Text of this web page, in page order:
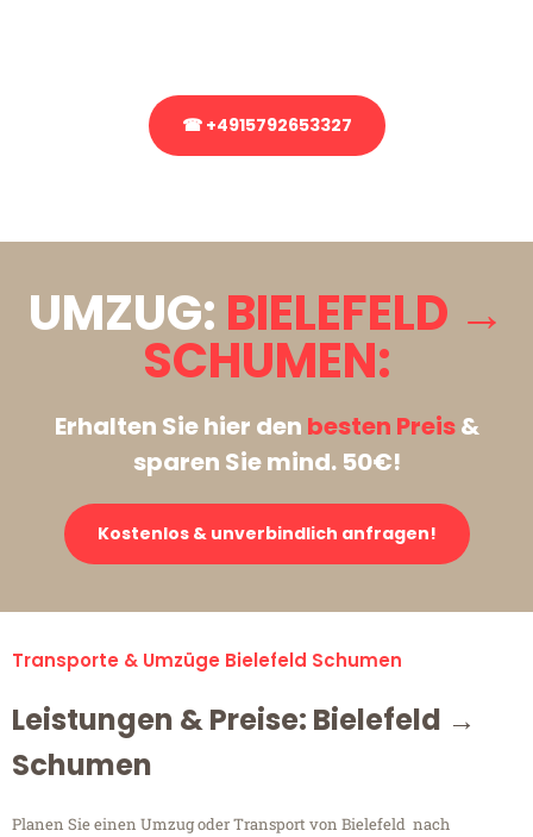
☎ +4915792653327
UMZUG: BIELEFELD →
SCHUMEN:
Erhalten Sie hier den besten Preis&
sparen Sie mind. 50€!
Kostenlos & unverbindlich anfragen!
Transporte & Umzüge Bielefeld Schumen
Leistungen & Preise: Bielefeld →
Schumen
Planen Sie einen Umzug oder Transport von Bielefeld nach